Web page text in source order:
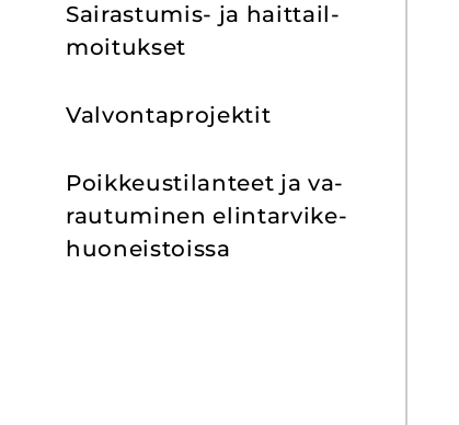
Sairastumis-​ ja hait­tail­
moi­tuk­set
Val­von­ta­pro­jek­tit
Poik­keus­ti­lan­teet ja va­
rau­tu­mi­nen elin­tar­vi­ke­
huo­neis­tois­sa